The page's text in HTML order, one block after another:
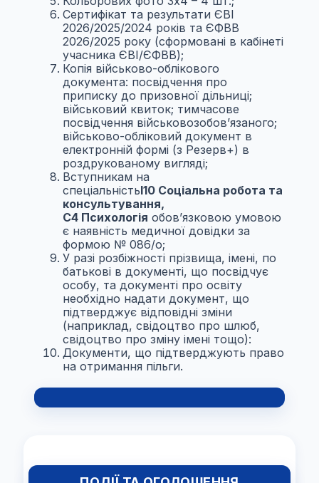
Сертифікат та результати ЄВІ
2026/2025/2024 років та ЄФВВ
2026/2025 року (сформовані в кабінеті
учасника ЄВІ/ЄФВВ);
Копія військово-облікового
документа: посвідчення про
приписку до призовної дільниці;
військовий квиток; тимчасове
посвідчення військовозобов’язаного;
військово-обліковий документ в
електронній формі (з Резерв+) в
роздрукованому вигляді;
Вступникам на
спеціальністьI10 Соціальна робота та
консультування,
С4 Психологія обов’язковою умовою
є наявність медичної довідки за
формою № 086/о;
У разі розбіжності прізвища, імені, по
батькові в документі, що посвідчує
особу, та документі про освіту
необхідно надати документ, що
підтверджує відповідні зміни
(наприклад, свідоцтво про шлюб,
свідоцтво про зміну імені тощо):
Документи, що підтверджують право
на отримання пільги.